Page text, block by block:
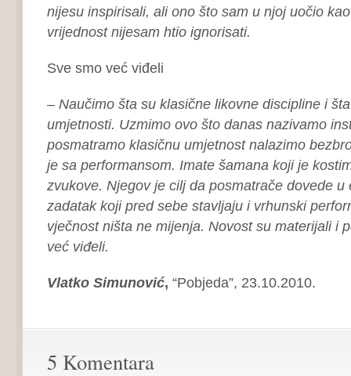
nijesu inspirisali, ali ono što sam u njoj uočio
vrijednost nijesam htio ignorisati.
Sve smo već viđeli
– Naučimo šta su klasične likovne discipline i
umjetnosti. Uzmimo ovo što danas nazivamo
posmatramo klasičnu umjetnost nalazimo
je sa performansom. Imate šamana koji je
zvukove. Njegov je cilj da posmatrače dovede u
zadatak koji pred sebe stavljaju i vrhunski
vječnost ništa ne mijenja. Novost su materijali i
već viđeli.
Vlatko Simunović, “Pobjeda”, 23.10.2010.
5 Komentara